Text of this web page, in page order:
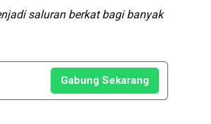
saluran berkat bagi banyak
Gabung Sekarang